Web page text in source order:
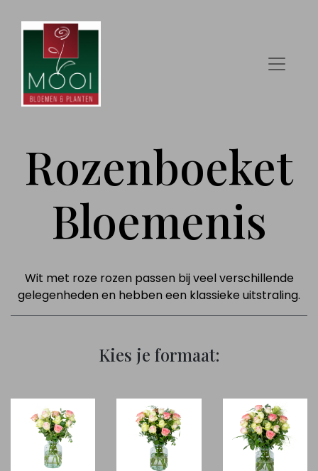
Rozenboeket
Bloemenis
Wit met roze rozen passen bij veel verschillende
gelegenheden en hebben een klassieke uitstraling.
Kies je formaat: